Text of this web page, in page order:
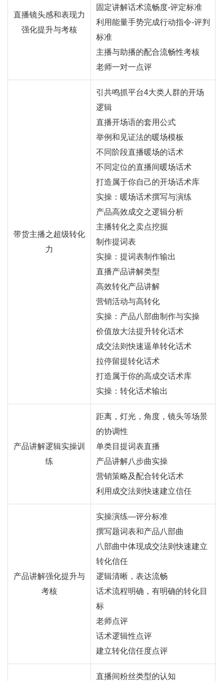
直播镜头感和表现力
强化提升与考核
固定讲解话术流畅度-评定标准
利用能量手势完成行动指令-评判
标准
主播与助播的配合流畅性考核
老师一对一点评
带货主播之超级转化
力
引共鸣抓平台4大类人群的开场
逻辑
直播开场语的套用公式
举例和见证法的暖场模板
不同阶段直播暖场的话术
不同定位的直播间暖场话术
打造属于你自己的开场话术库
实操：暖场话术撰写与演练
产品高效成交之逻辑分析
主播转化之卖点挖掘
制作提词表
实操：提词表制作输出
直播产品讲解类型
高效转化产品讲解
营销活动与高转化
实操：产品八部曲制作与实操
价值放大法提升转化话术
成交法则快速逼单转化话术
拉停留提转化话术
打造属于你的高成交话术库
实操：转化话术输出
产品讲解逻辑实操训
练
距离，灯光，角度，镜头等场景
的协调性
单类目提词表直播
产品讲解八步曲实操
营销策略及配合转化话术
利用成交法则快速建立信任
产品讲解强化提升与
考核
实操演练—评分标准
撰写题词表和产品八部曲
八部曲中体现成交法则快速建立
转化信任
逻辑清晰，表达流畅
话术流程明确，有明确的转化目
标
老师点评
话术逻辑性点评
建立转化信任度点评
直播间粉丝类型的认知